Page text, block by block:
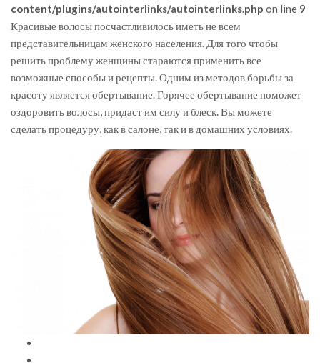
content/plugins/autointerlinks/autointerlinks.php on line 9
Красивые волосы посчастливилось иметь не всем
представительницам женского населения. Для того чтобы
решить проблему женщины стараются применить все
возможные способы и рецепты. Одним из методов борьбы за
красоту является обертывание. Горячее обертывание поможет
оздоровить волосы, придаст им силу и блеск. Вы можете
сделать процедуру, как в салоне, так и в домашних условиях.